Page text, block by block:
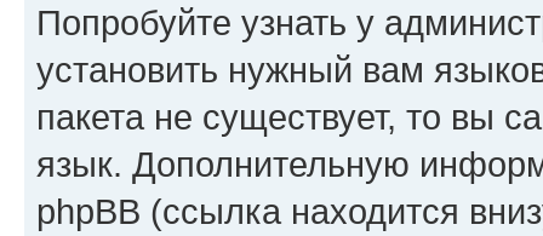
Попробуйте узнать у
установить нужный вам
пакета не существует, то вы
язык. Дополнительную
phpBB (ссылка находится